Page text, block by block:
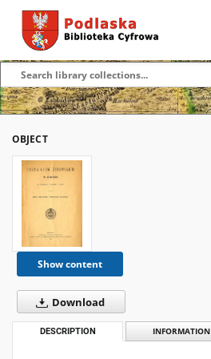
OBJECT
Show content
Download
DESCRIPTION INFORMATION